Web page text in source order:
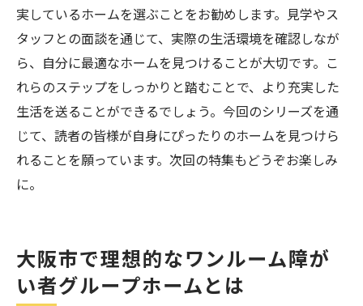
実しているホームを選ぶことをお勧めします。見学やス
タッフとの面談を通じて、実際の生活環境を確認しなが
ら、自分に最適なホームを見つけることが大切です。こ
れらのステップをしっかりと踏むことで、より充実した
生活を送ることができるでしょう。今回のシリーズを通
じて、読者の皆様が自身にぴったりのホームを見つけら
れることを願っています。次回の特集もどうぞお楽しみ
に。
大阪市で理想的なワンルーム障が
い者グループホームとは